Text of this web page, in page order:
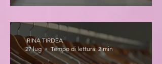
IRINA TIRDEA
27 lug
Tempo di lettura: 2 min